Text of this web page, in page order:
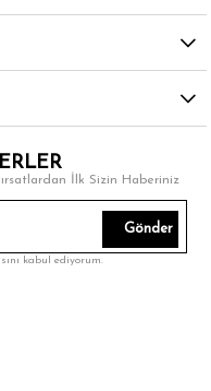
İlk Sizin Haberiniz
Gönder
kabul ediyorum.